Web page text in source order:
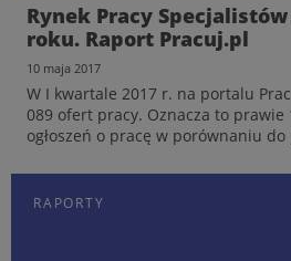
Rynek Pracy
roku. Raport Pracuj.pl
10 maja 2017
W I kwartale 2017 r. na portalu
089 ofert pracy. Oznacza to prawie
ogłoszeń o pracę w porównaniu
i sprzedaż, bankowość/finanse/
RAPORTY
RAPORTY